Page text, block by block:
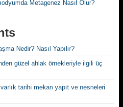
Metagenez Nasıl Olur?
Nedir? Nasıl Yapılır?
güzel ahlak örnekleriyle ilgili üç
tarihi mekan yapıt ve nesneleri